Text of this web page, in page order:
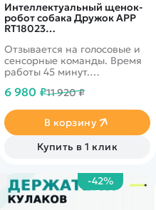
Интеллектуальный щенок-
робот собака Дружок APP
RT18023
Отзывается на голосовые и
сенсорные команды. Время
работы 45 минут.
дистанция до 10 метров.
6 980 ₽11 920 ₽
В корзину
Купить в 1 клик
-42%